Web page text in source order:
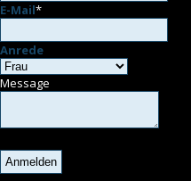
E-Mail*
Anrede
Message